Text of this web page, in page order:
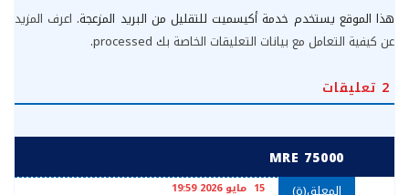
هذا الموقع يستخدم خدمة أكيسميت للتقليل من البريد المزعجة. اعرف المزيد
عن كيفية التعامل مع بيانات التعليقات الخاصة بك processed
.
2 تعليقات
MRE 75000
15 مايو 2026 19:59